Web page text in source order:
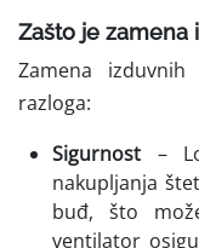
Zašto je zamena
Zamena
razloga:
Sigurnost –
nakupljanja
buđ, što
ventilator